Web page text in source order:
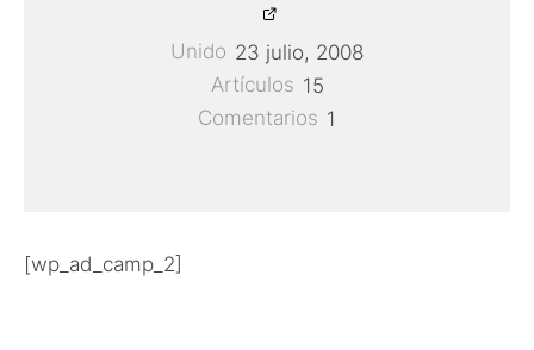
Unido 23 julio, 2008
Artículos 15
Comentarios 1
[wp_ad_camp_2]